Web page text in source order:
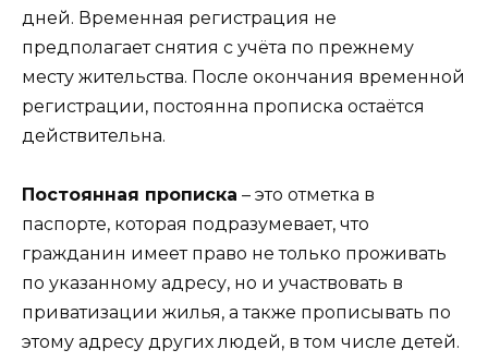
дней. Временная регистрация не
предполагает снятия с учёта по прежнему
месту жительства. После окончания временной
регистрации, постоянна прописка остаётся
действительна.
Постоянная прописка – это отметка в
паспорте, которая подразумевает, что
гражданин имеет право не только проживать
по указанному адресу, но и участвовать в
приватизации жилья, а также прописывать по
этому адресу других людей, в том числе детей.